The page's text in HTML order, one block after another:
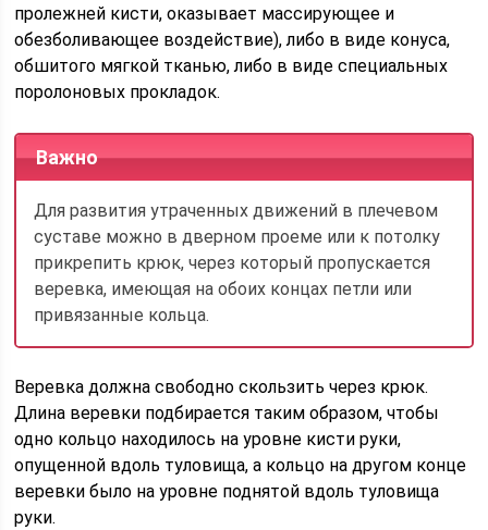
пролежней кисти, оказывает массирующее и
обезболивающее воздействие), либо в виде конуса,
обшитого мягкой тканью, либо в виде специальных
поролоновых прокладок.
Важно
Для развития утраченных движений в плечевом
суставе можно в дверном проеме или к потолку
прикрепить крюк, через который пропускается
веревка, имеющая на обоих концах петли или
привязанные кольца.
Веревка должна свободно скользить через крюк.
Длина веревки подбирается таким образом, чтобы
одно кольцо находилось на уровне кисти руки,
опущенной вдоль туловища, а кольцо на другом конце
веревки было на уровне поднятой вдоль туловища
руки.